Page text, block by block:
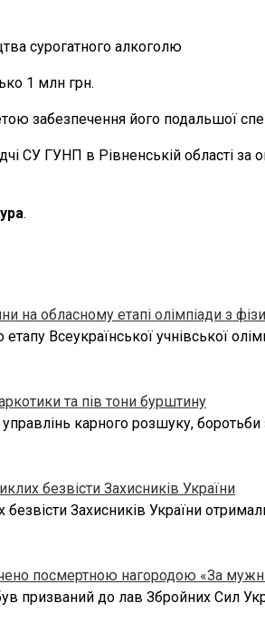
1 млн грн.
забезпечення його подальшої
СУ ГУНП в Рівненській області за
.
на обласному етапі олімпіади з
Всеукраїнської учнівської
та пів тони бурштину
карного розшуку, боротьби
безвісти Захисників України
безвісти Захисників України
посмертною нагородою «За
призваний до лав Збройних Сил